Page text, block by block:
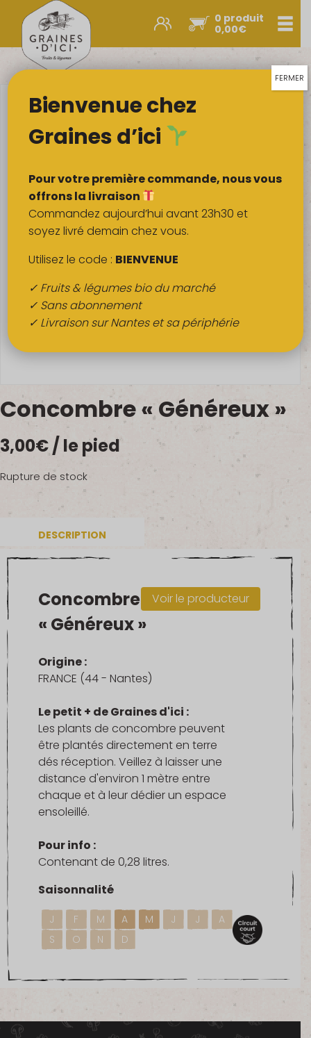
0 produit
0,00€
Promos et nouveautés
Légumes & œufs
Fruits
Viandes
Boulangerie
Crémerie
Poissons
Épicerie sucrée
Épices
Boissons
QUI SOMMES-NOUS ?
FRUITS BIO AU BUREAU
NOS PRODUCTEURS
NOS MARCHÉS
Concombre « Généreux »
3,00€/ le pied
Rupture de stock
DESCRIPTION
Voir le producteur
Concombre
« Généreux »
Origine :
FRANCE (44 - Nantes)
Le petit + de Graines d'ici :
Les plants de concombre peuvent
être plantés directement en terre
dés réception. Veillez à laisser une
distance d'environ 1 mètre entre
chaque et à leur dédier un espace
ensoleillé.
Pour info :
Contenant de 0,28 litres.
Saisonnalité
J F M A M J J
A
S
O N D
Bienvenue chez
Graines d’ici
Pour votre première commande, nous vous
offrons la livraison
Commandez aujourd’hui avant 23h30 et
soyez livré demain chez vous.
Utilisez le code : BIENVENUE
✓ Fruits & légumes bio du marché
✓ Sans abonnement
✓ Livraison sur Nantes et sa périphérie
FERMER